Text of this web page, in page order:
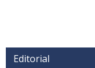
Editorial